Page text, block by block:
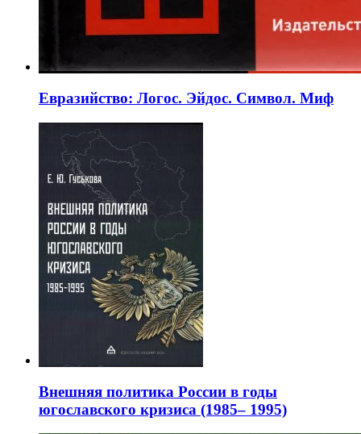
Евразийство: Логос. Эйдос. Символ. Миф
Внешняя политика России в годы
югославского кризиса (1985– 1995)